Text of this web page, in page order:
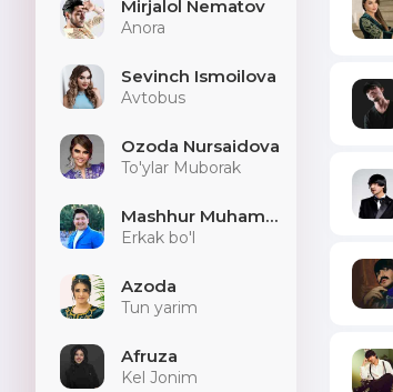
Mirjalol Nematov
Anora
Sevinch Ismoilova
Avtobus
Ozoda Nursaidova
To'ylar Muborak
Mashhur Muhammad
Erkak bo'l
Azoda
Tun yarim
Afruza
Kel Jonim